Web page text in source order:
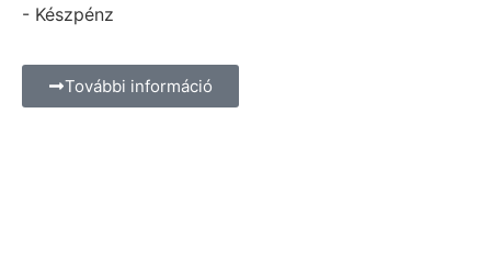
- Készpénz
További információ